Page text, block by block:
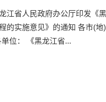
江省人民政府办公厅印发《
的实施意见》的通知 各市(地
位： 《黑龙江省...